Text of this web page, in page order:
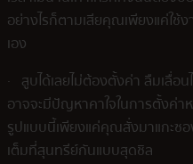
อย่างไรก็ตามเสียคุณเพียงแค่ใช้ง
เอง
· สูบได้เลยไม่ต้องตั้งค่า ลืมเลื่อ
อาจจะมีปัญหาคาใจในการตั้งค่า
รูปแบบนี้เพียงแค่คุณสั่งมาแกะซ
เต็มที่สุนทรีย์กันแบบสุดชิล